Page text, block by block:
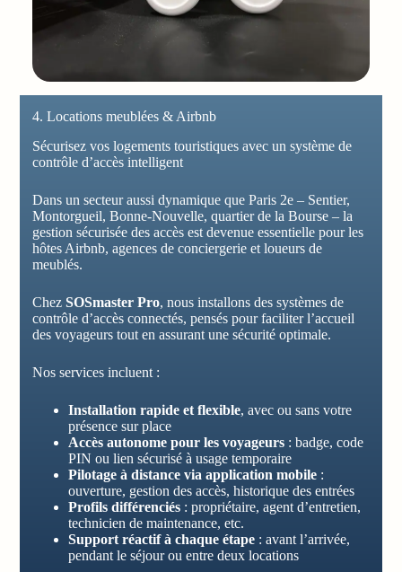
4. Locations meublées & Airbnb
Sécurisez vos logements touristiques avec un système de
contrôle d’accès intelligent
Dans un secteur aussi dynamique que Paris 2e – Sentier,
Montorgueil, Bonne-Nouvelle, quartier de la Bourse – la
gestion sécurisée des accès est devenue essentielle pour les
hôtes Airbnb, agences de conciergerie et loueurs de
meublés.
Chez SOSmaster Pro, nous installons des systèmes de
contrôle d’accès connectés, pensés pour faciliter l’accueil
des voyageurs tout en assurant une sécurité optimale.
Nos services incluent :
Installation rapide et flexible, avec ou sans votre
présence sur place
Accès autonome pour les voyageurs: badge, code
PIN ou lien sécurisé à usage temporaire
Pilotage à distance via application mobile:
ouverture, gestion des accès, historique des entrées
Profils différenciés: propriétaire, agent d’entretien,
technicien de maintenance, etc.
Support réactif à chaque étape: avant l’arrivée,
pendant le séjour ou entre deux locations